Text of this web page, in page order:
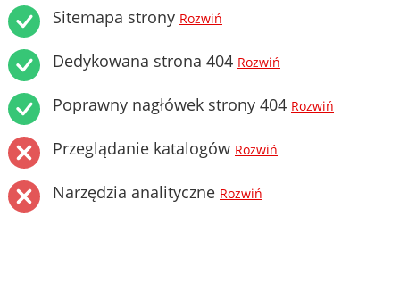
Sitemapa strony Rozwiń
Dedykowana strona 404 Rozwiń
Poprawny nagłówek strony 404 Rozwiń
Przeglądanie katalogów Rozwiń
Narzędzia analityczne Rozwiń